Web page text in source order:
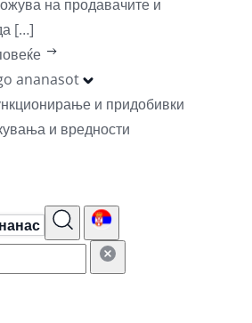
на продавачите и
[…]
ananasot
и придобивки
и вредности